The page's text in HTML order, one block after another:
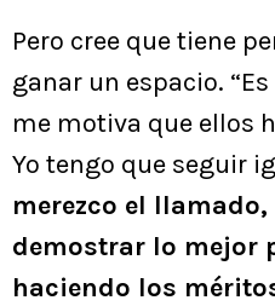
Pero cree que tiene
ganar un espacio.
me motiva que ellos
Yo tengo que seguir
merezco el
demostrar lo mejor
haciendo los